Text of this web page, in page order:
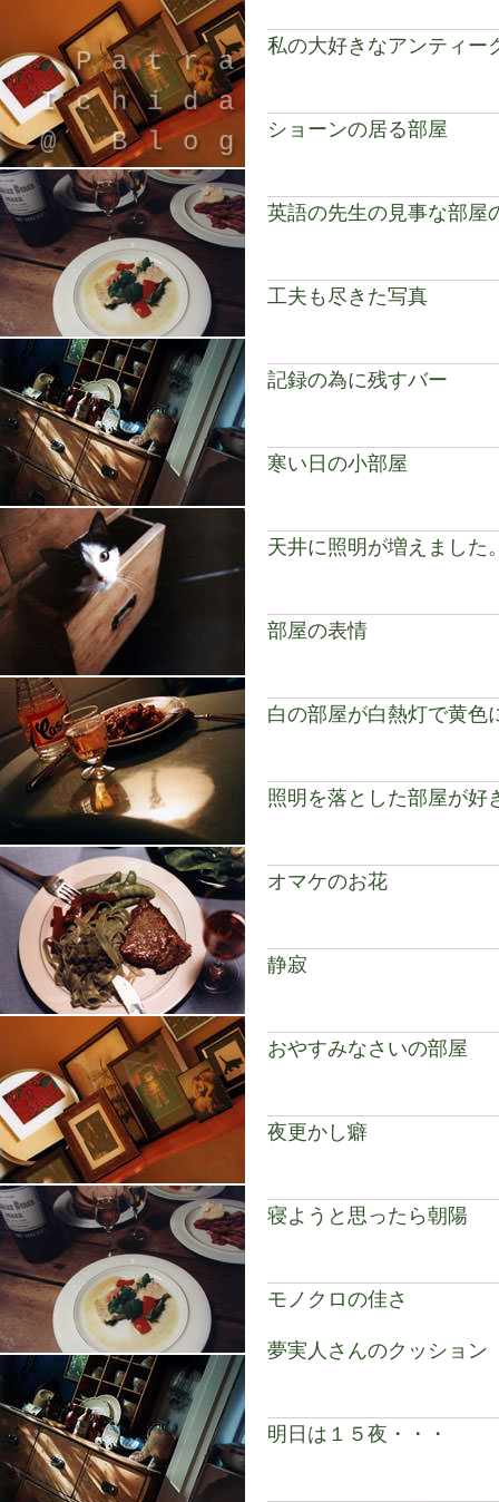
Patra
Ichida
@ Blog
引退したスタイリストの隠居ブログ
私の大好きなアンティー
ショーンの居る部屋
英語の先生の見事な部屋
工夫も尽きた写真
記録の為に残すバー
寒い日の小部屋
天井に照明が増えました。
部屋の表情
白の部屋が白熱灯で黄色
照明を落とした部屋が好
オマケのお花
静寂
おやすみなさいの部屋
夜更かし癖
寝ようと思ったら朝陽
モノクロの佳さ
夢実人さんのクッション
明日は１５夜・・・